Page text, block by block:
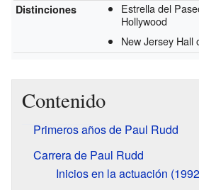
Distinciones
Estrella del
Hollywood
New Jersey Hall
Contenido
Primeros años de Paul Rudd
Carrera de Paul Rudd
Inicios en la actuación